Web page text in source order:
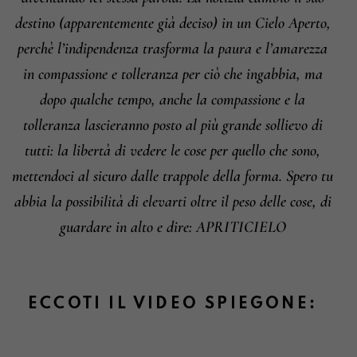
destino (apparentemente già deciso) in un Cielo Aperto,
perchè l’indipendenza trasforma la paura e l’amarezza
in compassione e tolleranza per ciò che ingabbia, ma
dopo qualche tempo, anche la compassione e la
tolleranza lascieranno posto al più grande sollievo di
tutti: la libertà di vedere le cose per quello che sono,
mettendoci al sicuro dalle trappole della forma. Spero tu
abbia la possibilità di elevarti oltre il peso delle cose, di
guardare in alto e dire: APRITICIELO
ECCOTI IL VIDEO SPIEGONE: